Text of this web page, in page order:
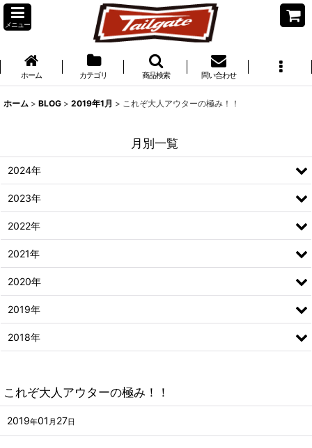
メニュー
ホーム カテゴリ 商品検索 問い合わせ
ホーム > BLOG > 2019年1月 > これぞ大人アウターの極み！！
これぞ大人アウターの極み！！
2019年01 月 27日
月別一覧
2024年
2023年
2022年
2021年
2020年
2019年
2018年